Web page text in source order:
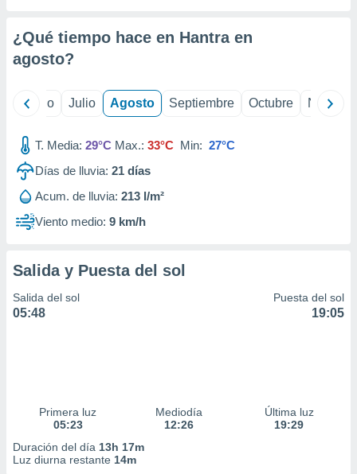
e
mediante
publicidad
publicidad
de
1199
¿Qué tiempo hace en Hantra en
agosto?
Junio Julio Agosto Septiembre Octubre
T. Media: 29°C Max.: 33°C Min: 27°C
Días de lluvia: 21 días
Acum. de lluvia: 213 l/m²
Viento medio: 9 km/h
Salida y Puesta del sol
Salida del sol
05:48
Puesta del sol
19:05
Primera luz
05:23
Mediodía
12:26
Última luz
19:29
Duración del día 13h 17m
Luz diurna restante 14m